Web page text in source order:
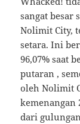
sangat besar
Nolimit City,
setara. Ini
96,07% saat
putaran ,
oleh Nolimit
kemenangan
dari